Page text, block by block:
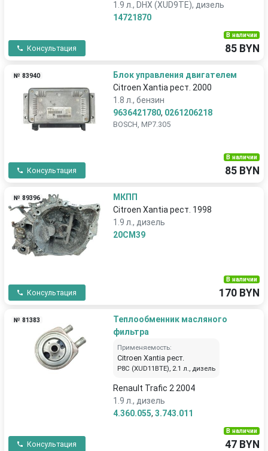
1.9 л., DHX (XUD9TE), дизель
14721870
Консультация
В наличии
85 BYN
№ 83940
Блок управления двигателем
Citroen Xantia рест. 2000
1.8 л., бензин
9636421780, 0261206218
BOSCH, MP7.305
Консультация
В наличии
85 BYN
№ 89396
МКПП
Citroen Xantia рест. 1998
1.9 л., дизель
20CM39
Консультация
В наличии
170 BYN
№ 81383
Теплообменник масляного
фильтра
Применяемость:
Citroen Xantia рест.
P8C (XUD11BTE), 2.1 л., дизель
Renault Trafic 2 2004
1.9 л., дизель
4.360.055, 3.743.011
Консультация
В наличии
47 BYN